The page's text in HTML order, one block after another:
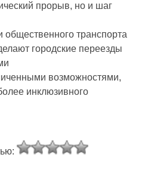
прорыв, но и шаг
общественного транспорта
городские переезды
возможностями,
инклюзивного